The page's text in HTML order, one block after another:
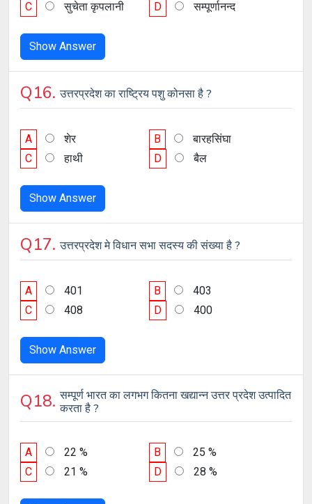
C
सुचेता कृपलानी D सम्पूर्णानन्द
Show Answer
Q16.उत्तरप्रदेश का राष्ट्रिय पशु कोनसा है ?
A शेर B
बारहसिंघा
C
हाथी D बैल
Show Answer
Q17.उत्तरप्रदेश मे विधान सभा सदस्य की संख्या है ?
A 401 B
403
C
408 D 400
Show Answer
Q18.सम्पूर्ण भारत का लगभग कितना खद्यान्न उत्तर प्रदेश उत्पादित
करता है ?
A 22 % B
25 %
C
21 % D 28 %